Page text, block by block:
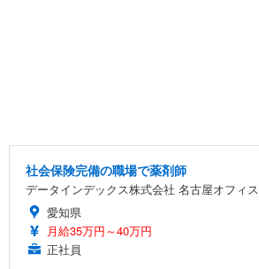
社会保険完備の職場で薬剤師
データインデックス株式会社 名古屋オフィス
愛知県
月給35万円～40万円
正社員